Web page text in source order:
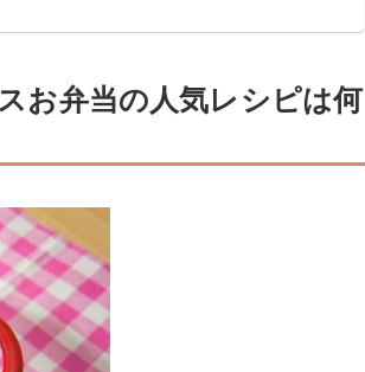
お弁当の人気レシピは何